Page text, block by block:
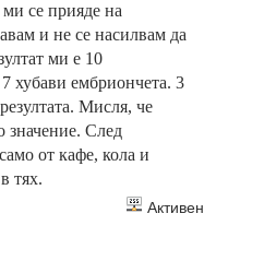
се прияде на
и не се насилвам да
ми е 10
хубави ембриончета. 3
Мисля, че
значение. След
от кафе, кола и
тях.
Активен